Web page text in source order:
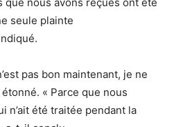
seule plainte
pas bon maintenant, je ne
« Parce que nous
n’ait été traitée pendant la